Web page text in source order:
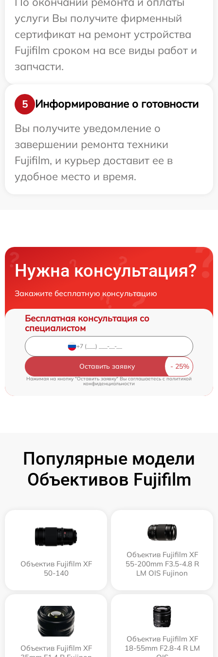
услуги Вы получите фирменный
сертификат на ремонт устройства
Fujifilm сроком на все виды работ и
запчасти.
5
Информирование о готовности
Вы получите уведомление о
завершении ремонта техники
Fujifilm, и курьер доставит ее в
удобное место и время.
Нужна консультация?
Закажите бесплатную консультацию
Бесплатная консультация со
специалистом
Оставить заявку
Нажимая на кнопку "Оставить заявку" Вы соглашаетесь cполитикой
конфиденциальности
Популярные модели
Объективов Fujifilm
Объектив Fujifilm XF
50-140
Объектив Fujifilm XF
55-200mm F3.5-4.8 R
LM OIS Fujinon
Объектив Fujifilm XF
Объектив Fujifilm XF
18-55mm F2.8-4 R LM